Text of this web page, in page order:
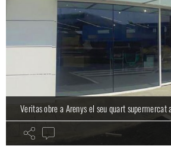
Veritas obre a Arenys el seu quart supermercat